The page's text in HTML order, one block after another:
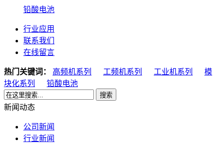
铅酸电池
行业应用
联系我们
在线留言
热门关键词： 高频机系列 工频机系列 工业机系列
模
块化系列
铅酸电池
搜索
新闻动态
公司新闻
行业新闻